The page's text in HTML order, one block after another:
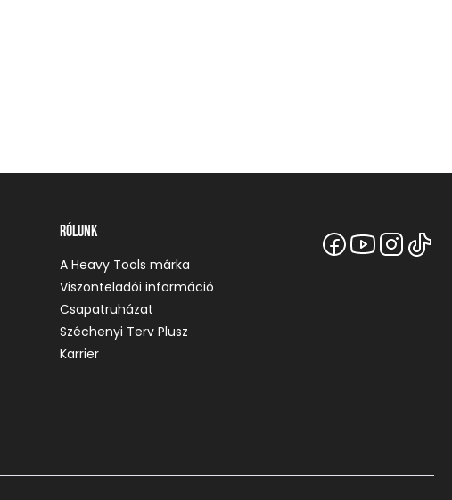
Rólunk
A Heavy Tools márka
Viszonteladói információ
Csapatruházat
Széchenyi Terv Plusz
Karrier